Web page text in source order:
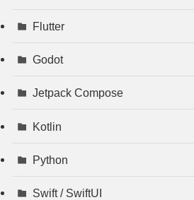
Flutter
Godot
Jetpack Compose
Kotlin
Python
Swift / SwiftUI